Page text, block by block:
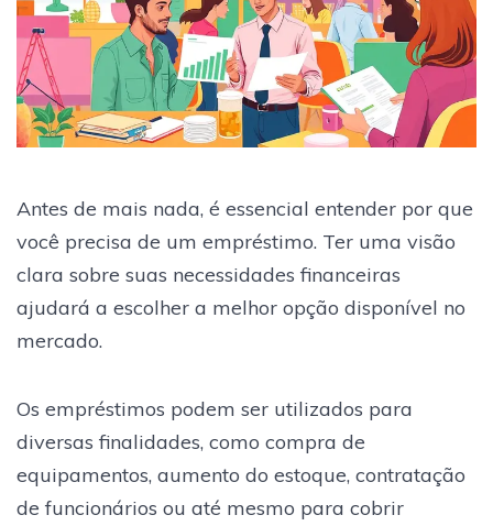
Antes de mais nada, é essencial entender por que
você precisa de um empréstimo. Ter uma visão
clara sobre suas necessidades financeiras
ajudará a escolher a melhor opção disponível no
mercado.
Os empréstimos podem ser utilizados para
diversas finalidades, como compra de
equipamentos, aumento do estoque, contratação
de funcionários ou até mesmo para cobrir